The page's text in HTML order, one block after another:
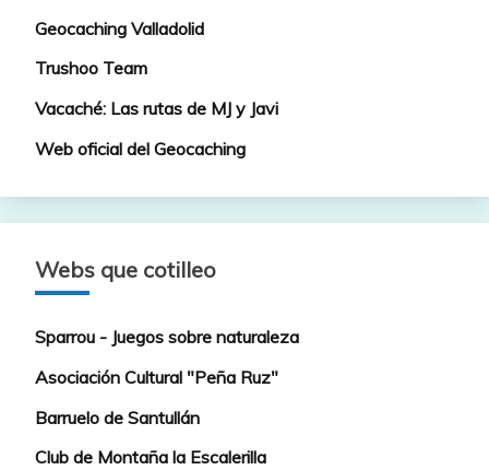
Geocaching Valladolid
Trushoo Team
Vacaché: Las rutas de MJ y Javi
Web oficial del Geocaching
Webs que cotilleo
Sparrou - Juegos sobre naturaleza
Asociación Cultural "Peña Ruz"
Barruelo de Santullán
Club de Montaña la Escalerilla